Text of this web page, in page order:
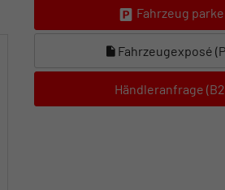
Fahrzeug
Fahrzeugexposé
Händleranfrage